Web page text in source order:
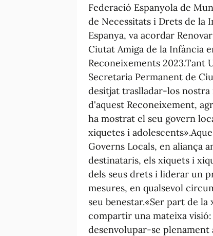
Federació Espanyola de
de Necessitats i Drets de la
Espanya, va acordar
Ciutat Amiga de la Infància
Reconeixements 2023.Tant
Secretaria Permanent de
desitjat traslladar-los nostra
d'aquest Reconeixement,
ha mostrat el seu govern
xiquetes i
Governs Locals, en aliança
destinataris, els xiquets i
dels seus drets i liderar un
mesures, en qualsevol
seu benestar.«Ser part de
compartir una mateixa
desenvolupar-se